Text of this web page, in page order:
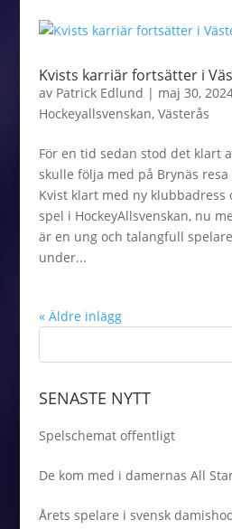
Kvists karriär fortsätter i
av Patrick Edlund | maj 30,
Hockeyallsvenskan, Västerås
För en tid sedan stod det klart
skulle följa med på Brynäs
Kvist klart med ny
spel i HockeyAllsvenskan, nu
är en ung och talangfull
under...
« Äldre inlägg
SENASTE NYTT
Spelschemat offentligt
De kom med i damernas All
Årets spelare i svensk